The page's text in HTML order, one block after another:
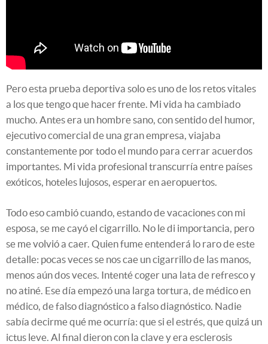
Pero esta prueba deportiva solo es uno de los retos vitales
a los que tengo que hacer frente. Mi vida ha cambiado
mucho. Antes era un hombre sano, con sentido del humor,
ejecutivo comercial de una gran empresa, viajaba
constantemente por todo el mundo para cerrar acuerdos
importantes. Mi vida profesional transcurría entre países
exóticos, hoteles lujosos, esperar en aeropuertos.
Todo eso cambió cuando, estando de vacaciones con mi
esposa, se me cayó el cigarrillo. No le di importancia, pero
se me volvió a caer. Quien fume entenderá lo raro de este
detalle: pocas veces se nos cae un cigarrillo de las manos,
menos aún dos veces. Intenté coger una lata de refresco y
no atiné. Ese día empezó una larga tortura, de médico en
médico, de falso diagnóstico a falso diagnóstico. Nadie
sabía decirme qué me ocurría: que si el estrés, que quizá un
ictus leve. Al final dieron con la clave y era esclerosis